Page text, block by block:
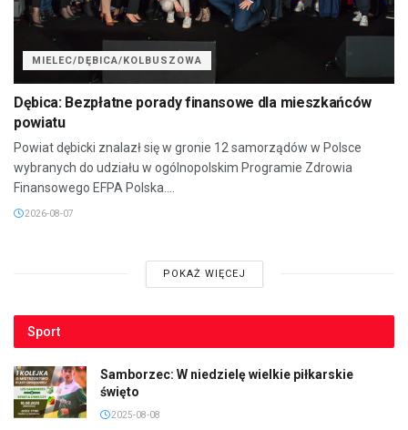
MIELEC/DĘBICA/KOLBUSZOWA
Dębica: Bezpłatne porady finansowe dla mieszkańców
powiatu
Powiat dębicki znalazł się w gronie 12 samorządów w Polsce
wybranych do udziału w ogólnopolskim Programie Zdrowia
Finansowego EFPA Polska....
2026-08-07
POKAŻ WIĘCEJ
Sport
Samborzec: W niedzielę wielkie piłkarskie
święto
2025-08-08